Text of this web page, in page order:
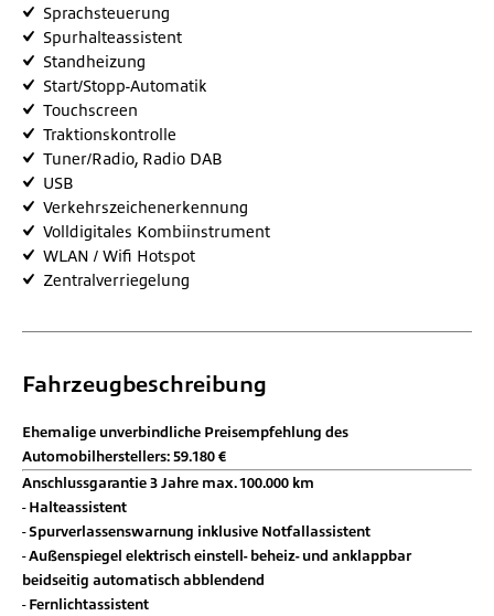
Sprachsteuerung
Spurhalteassistent
Standheizung
Start/Stopp-Automatik
Touchscreen
Traktionskontrolle
Tuner/Radio, Radio DAB
USB
Verkehrszeichenerkennung
Volldigitales Kombiinstrument
WLAN / Wifi Hotspot
Zentralverriegelung
Fahrzeugbeschreibung
Ehemalige unverbindliche Preisempfehlung des
Automobilherstellers: 59.180 €
Anschlussgarantie 3 Jahre max. 100.000 km
Halteassistent
Spurverlassenswarnung inklusive Notfallassistent
Außenspiegel elektrisch einstell- beheiz- und anklappbar
beidseitig automatisch abblendend
Fernlichtassistent